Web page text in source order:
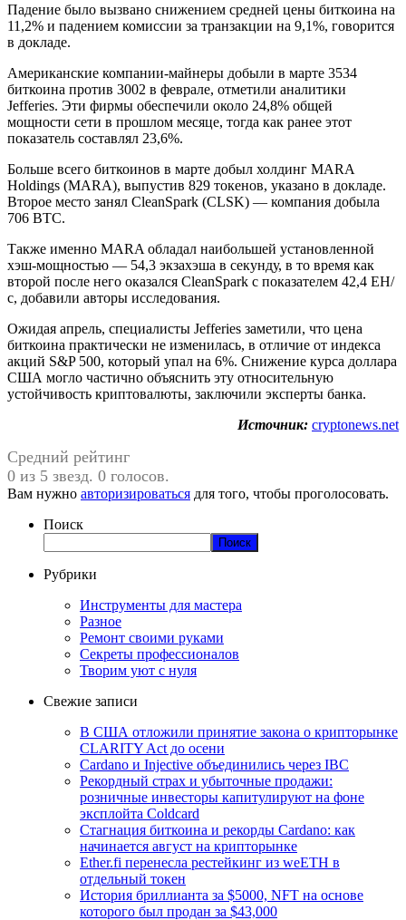
Падение было вызвано снижением средней цены биткоина на
11,2% и падением комиссии за транзакции на 9,1%, говорится
в докладе.
Американские компании-майнеры добыли в марте 3534
биткоина против 3002 в феврале, отметили аналитики
Jefferies. Эти фирмы обеспечили около 24,8% общей
мощности сети в прошлом месяце, тогда как ранее этот
показатель составлял 23,6%.
Больше всего биткоинов в марте добыл холдинг MARA
Holdings (MARA), выпустив 829 токенов, указано в докладе.
Второе место занял CleanSpark (CLSK) — компания добыла
706 BTC.
Также именно MARA обладал наибольшей установленной
хэш-мощностью — 54,3 экзахэша в секунду, в то время как
второй после него оказался CleanSpark с показателем 42,4 EH/
с, добавили авторы исследования.
Ожидая апрель, специалисты Jefferies заметили, что цена
биткоина практически не изменилась, в отличие от индекса
акций S&P 500, который упал на 6%. Снижение курса доллара
США могло частично объяснить эту относительную
устойчивость криптовалюты, заключили эксперты банка.
Источник: cryptonews.net
Средний рейтинг
0 из 5 звезд. 0 голосов.
Вам нужно авторизироваться для того, чтобы проголосовать.
Поиск
Поиск
Рубрики
Инструменты для мастера
Разное
Ремонт своими руками
Секреты профессионалов
Творим уют с нуля
Свежие записи
В США отложили принятие закона о крипторынке
CLARITY Act до осени
Cardano и Injective объединились через IBC
Рекордный страх и убыточные продажи:
розничные инвесторы капитулируют на фоне
эксплойта Coldcard
Стагнация биткоина и рекорды Cardano: как
начинается август на крипторынке
Ether.fi перенесла рестейкинг из weETH в
отдельный токен
История бриллианта за $5000, NFT на основе
которого был продан за $43,000